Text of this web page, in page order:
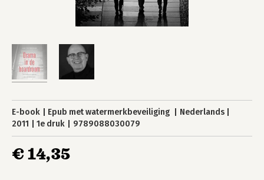
E-book Epub met watermerkbeveiliging
Nederlands
2011
1e druk 9789088030079
€ 14,35